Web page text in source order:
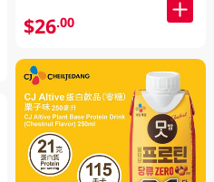
$26.00